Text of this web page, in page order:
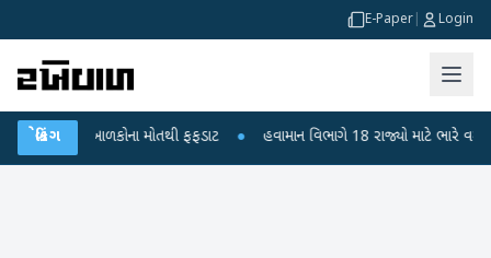
E-Paper Login
બ્રેકિંગ
6 બાળકોના મોતથી ફફડાટ ● હવામાન વિભાગે 18 રાજ્યો માટે ભારે વરસાદની